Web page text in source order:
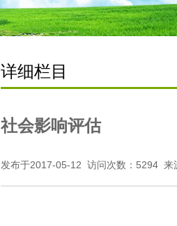
详细栏目
社会影响评估
发布于2017-05-12 访问次数：5294 来